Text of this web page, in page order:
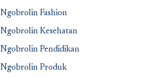
Ngobrolin Fashion
Ngobrolin Kesehatan
Ngobrolin Pendidikan
Ngobrolin Produk